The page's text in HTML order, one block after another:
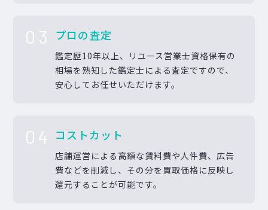
03 プロの査定
鑑定歴10年以上、リユース営業士資格保有の
相場を熟知した鑑定士による査定ですので、
安心してお任せいただけます。
04 コストカット
店舗運営による高額な賃料費や人件費、広告
費などを削減し、その分を買取価格に反映し
還元することが可能です。